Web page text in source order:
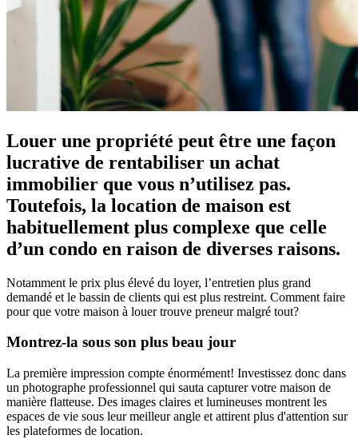
Louer une propriété peut être une façon
lucrative de rentabiliser un achat
immobilier que vous n’utilisez pas.
Toutefois, la location de maison est
habituellement plus complexe que celle
d’un condo en raison de diverses raisons.
Notamment le prix plus élevé du loyer, l’entretien plus grand
demandé et le bassin de clients qui est plus restreint. Comment faire
pour que votre maison à louer trouve preneur malgré tout?
Montrez-la sous son plus beau jour
La première impression compte énormément! Investissez donc dans
un photographe professionnel qui sauta capturer votre maison de
manière flatteuse. Des images claires et lumineuses montrent les
espaces de vie sous leur meilleur angle et attirent plus d'attention sur
les plateformes de location.